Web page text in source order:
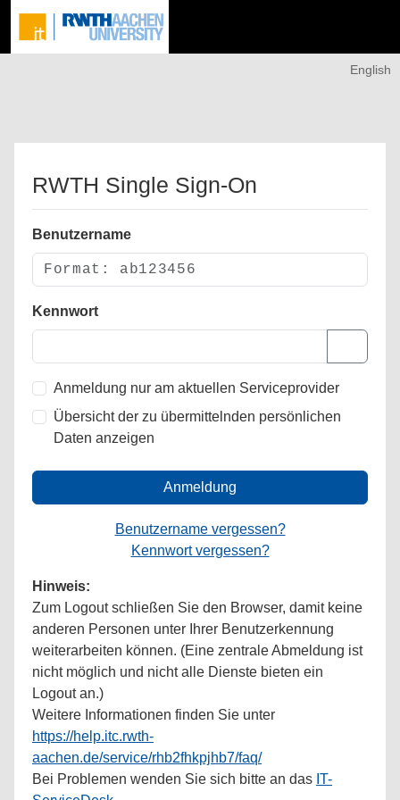
English
RWTH Single Sign-On
Benutzername
Kennwort
Anmeldung nur am aktuellen Serviceprovider
Übersicht der zu übermittelnden persönlichen
Daten anzeigen
Anmeldung
Benutzername vergessen?
Kennwort vergessen?
Hinweis:
Zum Logout schließen Sie den Browser, damit keine
anderen Personen unter Ihrer Benutzerkennung
weiterarbeiten können. (Eine zentrale Abmeldung ist
nicht möglich und nicht alle Dienste bieten ein
Logout an.)
Weitere Informationen finden Sie unter
https://help.itc.rwth-
aachen.de/service/rhb2fhkpjhb7/faq/
Bei Problemen wenden Sie sich bitte an das IT-